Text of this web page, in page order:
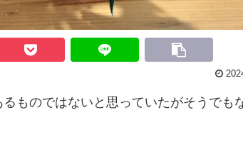
ものではないと思っていたがそうでも